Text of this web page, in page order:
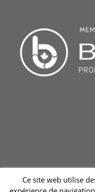
Ce site web utilise